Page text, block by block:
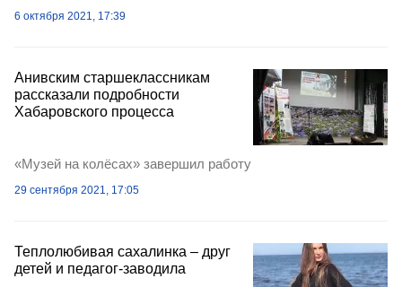
6 октября 2021, 17:39
Анивским старшеклассникам
рассказали подробности
Хабаровского процесса
«Музей на колёсах» завершил работу
29 сентября 2021, 17:05
Теплолюбивая сахалинка – друг
детей и педагог-заводила